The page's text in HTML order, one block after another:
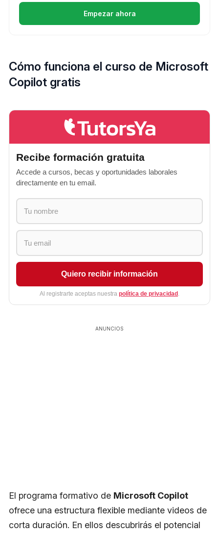
Empezar ahora
Cómo funciona el curso de Microsoft
Copilot gratis
Recibe formación gratuita
Accede a cursos, becas y oportunidades laborales
directamente en tu email.
Quiero recibir información
Al registrarte aceptas nuestra política de privacidad .
ANUNCIOS
El programa formativo de Microsoft Copilot
ofrece una estructura flexible mediante videos de
corta duración. En ellos descubrirás el potencial